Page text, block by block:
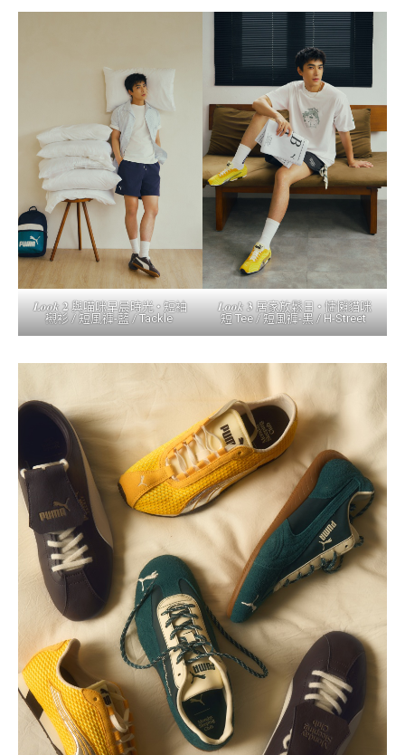
𝑳𝒐𝒐𝒌 𝟐 與喵咪早晨時光 • 短袖
襯衫 / 短風褲-藍 / Tackle
𝑳𝒐𝒐𝒌 𝟑 居家放鬆日 • 慵懶貓咪
短 Tee / 短風褲-黑 / H-Street